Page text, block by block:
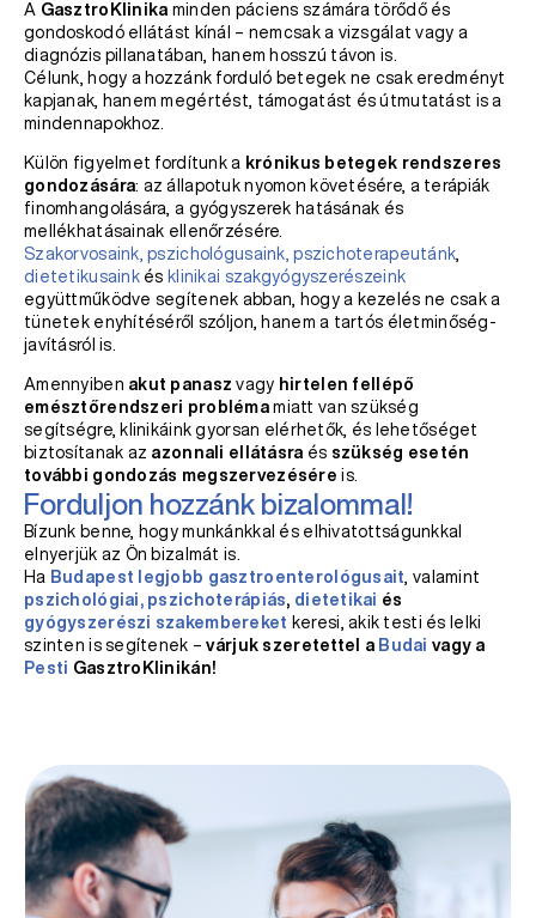
A GasztroKlinika minden páciens számára törődő és
gondoskodó ellátást kínál – nemcsak a vizsgálat vagy a
diagnózis pillanatában, hanem hosszú távon is.
Célunk, hogy a hozzánk forduló betegek ne csak eredményt
kapjanak, hanem megértést, támogatást és útmutatást is a
mindennapokhoz.
Külön figyelmet fordítunk a krónikus betegek rendszeres
gondozására: az állapotuk nyomon követésére, a terápiák
finomhangolására, a gyógyszerek hatásának és
mellékhatásainak ellenőrzésére.
Szakorvosaink, pszichológusaink, pszichoterapeutánk,
dietetikusainkés klinikai szakgyógyszerészeink
együttműködve segítenek abban, hogy a kezelés ne csak a
tünetek enyhítéséről szóljon, hanem a tartós életminőség-
javításról is.
Amennyiben akut panasz vagy hirtelen fellépő
emésztőrendszeri probléma miatt van szükség
segítségre, klinikáink gyorsan elérhetők, és lehetőséget
biztosítanak az azonnali ellátásra és szükség esetén
további gondozás megszervezésére is.
Forduljon hozzánk bizalommal!
Bízunk benne, hogy munkánkkal és elhivatottságunkkal
elnyerjük az Ön bizalmát is.
Ha Budapest legjobb gasztroenterológusait, valamint
pszichológiai, pszichoterápiás, dietetikai és
gyógyszerészi szakembereket keresi, akik testi és lelki
szinten is segítenek –várjuk szeretettel a Budai vagy a
Pesti GasztroKlinikán!